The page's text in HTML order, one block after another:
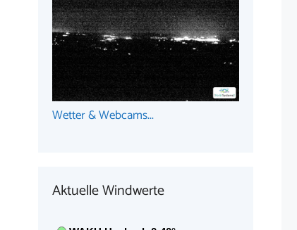
Wetter & Webcams...
Aktuelle Windwerte